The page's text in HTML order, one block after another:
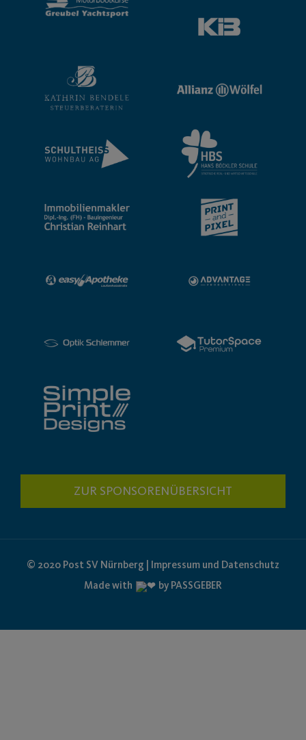
ZUR SPONSORENÜBERSICHT
© 2020 Post SV Nürnberg | Impressum und Datenschutz
Made with
by PASSGEBER